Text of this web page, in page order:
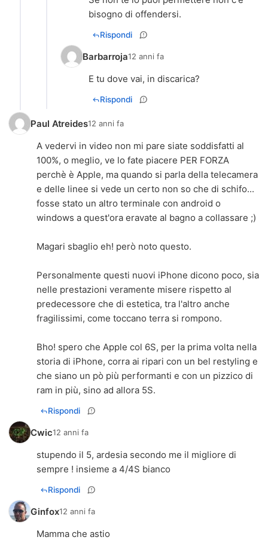
Rispondi
Barbarroja12 anni fa
E tu dove vai, in discarica?
Rispondi
Paul Atreides12 anni fa
A vedervi in video non mi pare siate soddisfatti al
100%, o meglio, ve lo fate piacere PER FORZA
perchè è Apple, ma quando si parla della telecamera
e delle linee si vede un certo non so che di schifo...
fosse stato un altro terminale con android o
windows a quest'ora eravate al bagno a collassare ;)
Magari sbaglio eh! però noto questo.
Personalmente questi nuovi iPhone dicono poco, sia
nelle prestazioni veramente misere rispetto al
predecessore che di estetica, tra l'altro anche
fragilissimi, come toccano terra si rompono.
Bho! spero che Apple col 6S, per la prima volta nella
storia di iPhone, corra ai ripari con un bel restyling e
che siano un pò più performanti e con un pizzico di
ram in più, sino ad allora 5S.
Rispondi
Cwic12 anni fa
stupendo il 5, ardesia secondo me il migliore di
sempre ! insieme a 4/4S bianco
Rispondi
Ginfox12 anni fa
Mamma che astio